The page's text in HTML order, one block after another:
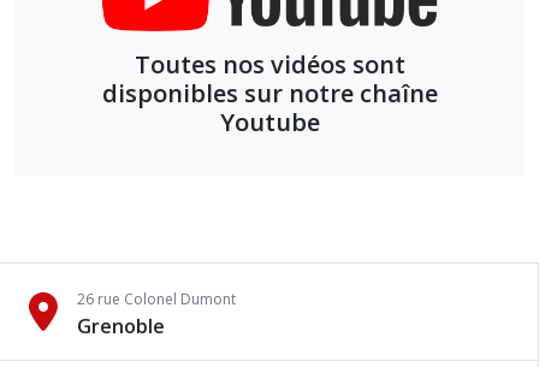
Toutes nos vidéos sont
disponibles sur notre chaîne
Youtube
26 rue Colonel Dumont
Grenoble